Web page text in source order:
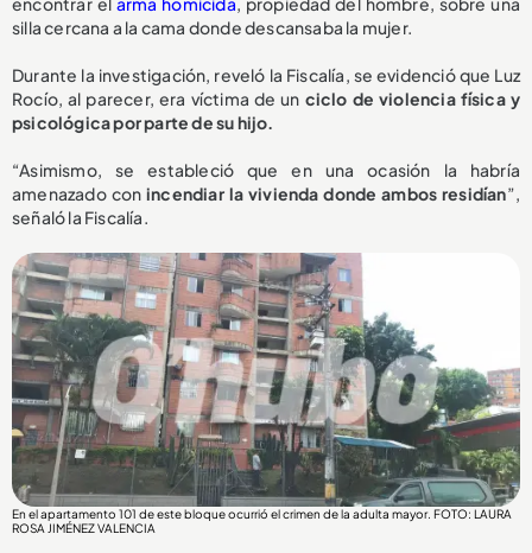
silla cercana a la cama donde descansaba la mujer.
Durante la investigación, reveló la Fiscalía, se evidenció que Luz
Rocío, al parecer, era víctima de un ciclo de violencia física y
psicológica por parte de su hijo.
“Asimismo, se estableció que en una ocasión la habría
amenazado conincendiar la vivienda donde ambos residían”,
señaló la Fiscalía.
En el apartamento 101 de este bloque ocurrió el crimen de la adulta mayor. FOTO: LAURA
ROSA JIMÉNEZ VALENCIA